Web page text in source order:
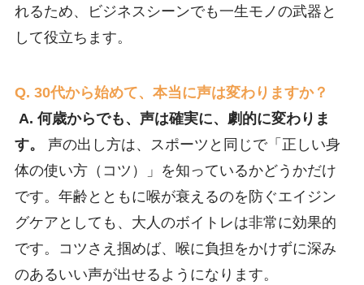
れるため、ビジネスシーンでも一生モノの武器と
して役立ちます。
Q. 30代から始めて、本当に声は変わりますか？
A. 何歳からでも、声は確実に、劇的に変わりま
す。
声の出し方は、スポーツと同じで「正しい身
体の使い方（コツ）」を知っているかどうかだけ
です。年齢とともに喉が衰えるのを防ぐエイジン
グケアとしても、大人のボイトレは非常に効果的
です。コツさえ掴めば、喉に負担をかけずに深み
のあるいい声が出せるようになります。